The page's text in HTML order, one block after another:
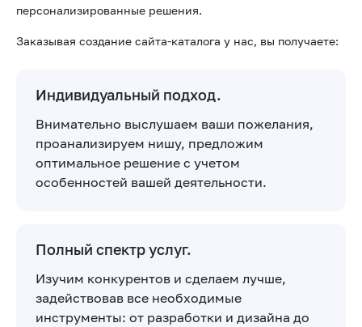
персонализированные решения.
Заказывая создание сайта-каталога у нас, вы получаете:
Индивидуальный подход.
Внимательно выслушаем ваши пожелания,
проанализируем нишу, предложим
оптимальное решение с учетом
особенностей вашей деятельности.
Полный спектр услуг.
Изучим конкурентов и сделаем лучше,
задействовав все необходимые
инструменты: от разработки и дизайна до